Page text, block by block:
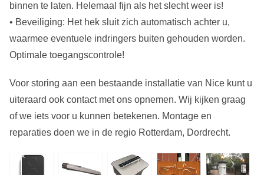
binnen te laten. Helemaal fijn als het slecht weer is!
• Beveiliging: Het hek sluit zich automatisch achter u,
waarmee eventuele indringers buiten gehouden worden.
Optimale toegangscontrole!
Voor storing aan een bestaande installatie van Nice kunt u
uiteraard ook contact met ons opnemen. Wij kijken graag
of we iets voor u kunnen betekenen. Montage en
reparaties doen we in de regio Rotterdam, Dordrecht.